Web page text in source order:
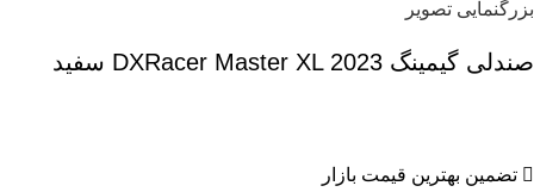
بزرگنمایی تصویر
صندلی گیمینگ DXRacer Master XL 2023 سفید
تضمین بهترین قیمت بازار